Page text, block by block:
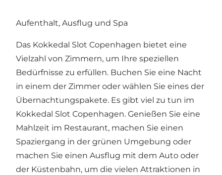
Aufenthalt, Ausflug und Spa
Das Kokkedal Slot Copenhagen bietet eine
Vielzahl von Zimmern, um Ihre speziellen
Bedürfnisse zu erfüllen. Buchen Sie eine Nacht
in einem der Zimmer oder wählen Sie eines der
Übernachtungspakete. Es gibt viel zu tun im
Kokkedal Slot Copenhagen. Genießen Sie eine
Mahlzeit im Restaurant, machen Sie einen
Spaziergang in der grünen Umgebung oder
machen Sie einen Ausflug mit dem Auto oder
der Küstenbahn, um die vielen Attraktionen in